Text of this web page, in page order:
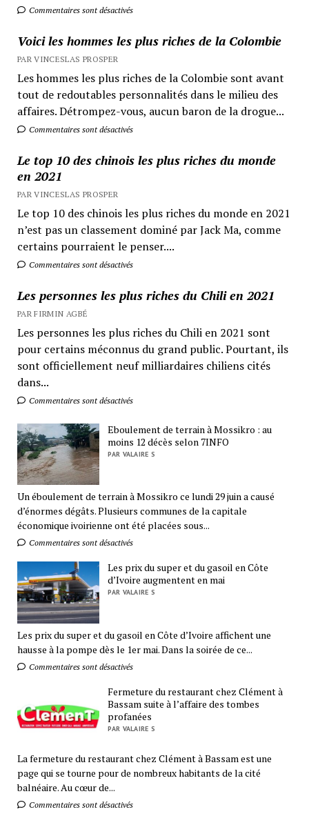
Commentaires sont désactivés
Voici les hommes les plus riches de la Colombie
PAR VINCESLAS PROSPER
Les hommes les plus riches de la Colombie sont avant
tout de redoutables personnalités dans le milieu des
affaires. Détrompez-vous, aucun baron de la drogue...
Commentaires sont désactivés
Le top 10 des chinois les plus riches du monde
en 2021
PAR VINCESLAS PROSPER
Le top 10 des chinois les plus riches du monde en 2021
n’est pas un classement dominé par Jack Ma, comme
certains pourraient le penser....
Commentaires sont désactivés
Les personnes les plus riches du Chili en 2021
PAR FIRMIN AGBÉ
Les personnes les plus riches du Chili en 2021 sont
pour certains méconnus du grand public. Pourtant, ils
sont officiellement neuf milliardaires chiliens cités
dans...
Commentaires sont désactivés
Eboulement de terrain à Mossikro : au
moins 12 décès selon 7INFO
PAR VALAIRE S
Un éboulement de terrain à Mossikro ce lundi 29 juin a causé
d’énormes dégâts. Plusieurs communes de la capitale
économique ivoirienne ont été placées sous...
Commentaires sont désactivés
Les prix du super et du gasoil en Côte
d’Ivoire augmentent en mai
PAR VALAIRE S
Les prix du super et du gasoil en Côte d’Ivoire affichent une
hausse à la pompe dès le 1er mai. Dans la soirée de ce...
Commentaires sont désactivés
Fermeture du restaurant chez Clément à
Bassam suite à l’affaire des tombes
profanées
PAR VALAIRE S
La fermeture du restaurant chez Clément à Bassam est une
page qui se tourne pour de nombreux habitants de la cité
balnéaire. Au cœur de...
Commentaires sont désactivés